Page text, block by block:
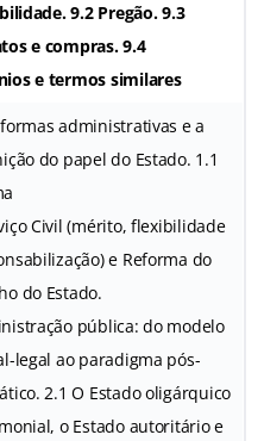
9.2 Pregão. 9.3
e compras. 9.4
e termos similares
administrativas e a
do papel do Estado. 1.1
Civil (mérito, flexibilidade
e Reforma do
do Estado.
pública: do modelo
legal ao paradigma pós-
2.1 O Estado oligárquico
o Estado autoritário e